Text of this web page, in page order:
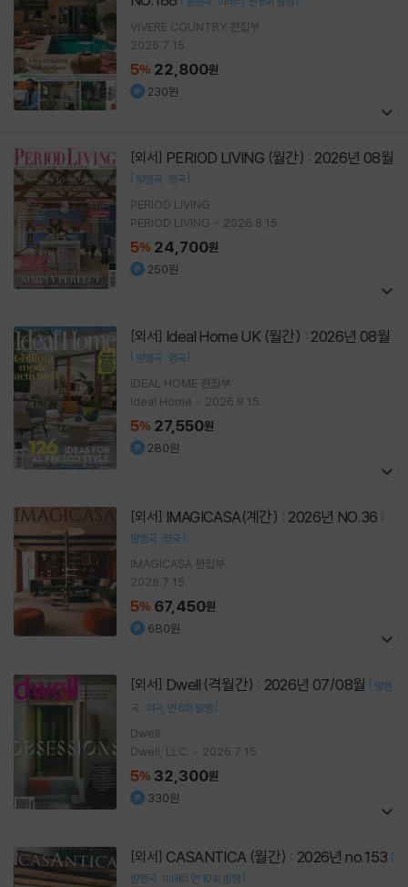
VIVERE COUNTRY 편집부
2026.7.15.
5% 22,800원
230원
[외서] PERIOD LIVING (월간) : 2026년 08월
[ 발행국 : 영국 ]
PERIOD LIVING
PERIOD LIVING
2026.8.15.
5% 24,700원
250원
[외서] Ideal Home UK (월간) : 2026년 08월
[ 발행국 : 영국 ]
IDEAL HOME 편집부
Ideal Home
2026.8.15.
5% 27,550원
280원
[외서] IMAGICASA(계간) : 2026년 NO.36 [
발행국 : 영국 ]
IMAGICASA 편집부
2026.7.15.
5% 67,450원
680원
[외서] Dwell (격월간) : 2026년 07/08월 [ 발행
국 : 미국 연 6회 발행 ]
Dwell
Dwell, LLC.
2026.7.15.
5% 32,300원
330원
[외서] CASANTICA (월간) : 2026년 no.153 [
발행국 : 이태리 연 10회 발행 ]